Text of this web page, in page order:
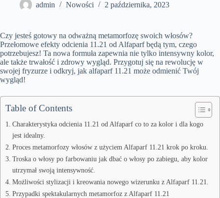
admin Nowości 2 października, 2023
Czy jesteś gotowy na odważną metamorfozę swoich włosów?
Przełomowe efekty odcienia 11.21 od Alfaparf będą tym, czego
potrzebujesz! Ta nowa formuła zapewnia nie tylko intensywny kolor,
ale także trwałość i zdrowy wygląd. Przygotuj się na rewolucję w
swojej fryzurze i odkryj, jak alfaparf 11.21 może odmienić Twój
wygląd!
Table of Contents
Charakterystyka odcienia 11.21 od Alfaparf co to za kolor i dla kogo
jest idealny.
Proces metamorfozy włosów z użyciem Alfaparf 11.21 krok po kroku.
Troska o włosy po farbowaniu jak dbać o włosy po zabiegu, aby kolor
utrzymał swoją intensywność.
Możliwości stylizacji i kreowania nowego wizerunku z Alfaparf 11.21.
Przypadki spektakularnych metamorfoz z Alfaparf 11.21